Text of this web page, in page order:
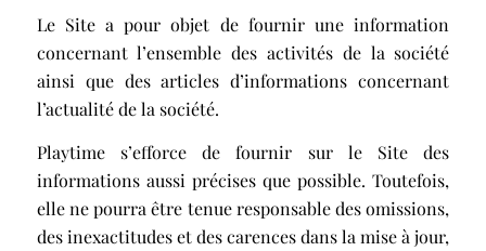
Le Site a pour objet de fournir une information
concernant l’ensemble des activités de la société
ainsi que des articles d’informations concernant
l’actualité de la société.
Playtime s’efforce de fournir sur le Site des
informations aussi précises que possible. Toutefois,
elle ne pourra être tenue responsable des omissions,
des inexactitudes et des carences dans la mise à jour,